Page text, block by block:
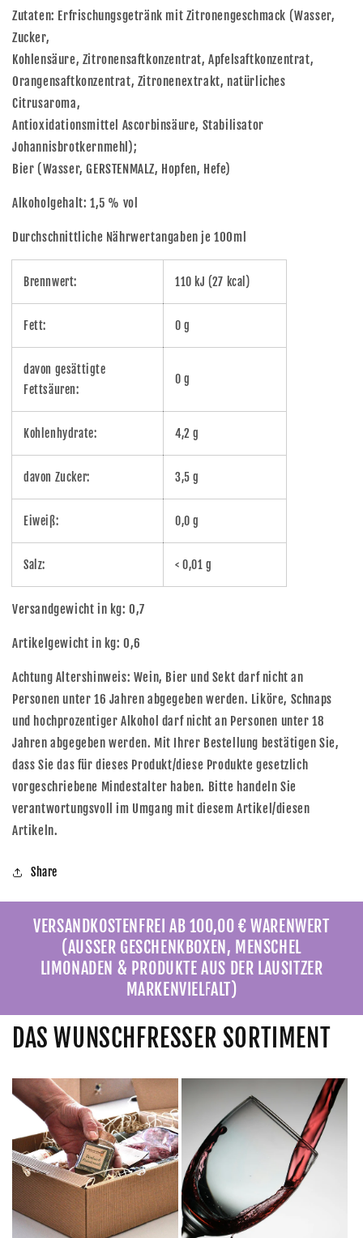
Zutaten: Erfrischungsgetränk mit Zitronengeschmack (Wasser,
Zucker,
Kohlensäure, Zitronensaftkonzentrat, Apfelsaftkonzentrat,
Orangensaftkonzentrat, Zitronenextrakt, natürliches
Citrusaroma,
Antioxidationsmittel Ascorbinsäure, Stabilisator
Johannisbrotkernmehl);
Bier (Wasser, GERSTENMALZ, Hopfen, Hefe)
Alkoholgehalt: 1,5 % vol
Durchschnittliche Nährwertangaben je 100ml
Brennwert: 110 kJ (27 kcal)
Fett: 0 g
davon gesättigte
Fettsäuren:
0 g
Kohlenhydrate: 4,2 g
davon Zucker: 3,5 g
Eiweiß: 0,0 g
Salz: < 0,01 g
Versandgewicht in kg: 0,7
Artikelgewicht in kg: 0,6
Achtung Altershinweis: Wein, Bier und Sekt darf nicht an
Personen unter 16 Jahren abgegeben werden. Liköre, Schnaps
und hochprozentiger Alkohol darf nicht an Personen unter 18
Jahren abgegeben werden. Mit Ihrer Bestellung bestätigen Sie,
dass Sie das für dieses Produkt/diese Produkte gesetzlich
vorgeschriebene Mindestalter haben. Bitte handeln Sie
verantwortungsvoll im Umgang mit diesem Artikel/diesen
Artikeln.
Share
VERSANDKOSTENFREI AB 100,00 € WARENWERT
(AUSSER GESCHENKBOXEN, MENSCHEL
LIMONADEN & PRODUKTE AUS DER LAUSITZER
MARKENVIELFALT)
DAS WUNSCHFRESSER SORTIMENT